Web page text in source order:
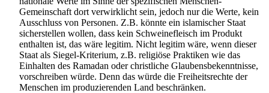
Gemeinschaft dort verwirklicht sein, jedoch nur die Werte, kein
Ausschluss von Personen. Z.B. könnte ein islamischer Staat
sicherstellen wollen, dass kein Schweinefleisch im Produkt
enthalten ist, das wäre legitim. Nicht legitim wäre, wenn dieser
Staat als Siegel-Kriterium, z.B. religiöse Praktiken wie das
Einhalten des Ramadan oder christliche Glaubensbekenntnisse,
vorschreiben würde. Denn das würde die Freiheitsrechte der
Menschen im produzierenden Land beschränken.